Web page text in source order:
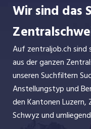
Wir sind das
Auf zentraljob.ch sind
aus der ganzen
unseren Suchfiltern
Anstellungstyp und
den Kantonen Luzern,
Schwyz und